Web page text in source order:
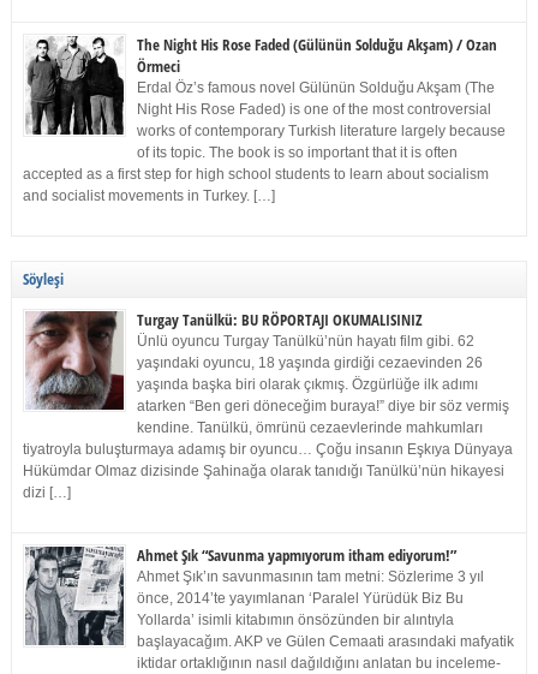
The Night His Rose Faded (Gülünün Solduğu Akşam) / Ozan
Örmeci
Erdal Öz’s famous novel Gülünün Solduğu Akşam (The
Night His Rose Faded) is one of the most controversial
works of contemporary Turkish literature largely because
of its topic. The book is so important that it is often
accepted as a first step for high school students to learn about socialism
and socialist movements in Turkey. […]
Söyleşi
Turgay Tanülkü: BU RÖPORTAJI OKUMALISINIZ
Ünlü oyuncu Turgay Tanülkü’nün hayatı film gibi. 62
yaşındaki oyuncu, 18 yaşında girdiği cezaevinden 26
yaşında başka biri olarak çıkmış. Özgürlüğe ilk adımı
atarken “Ben geri döneceğim buraya!” diye bir söz vermiş
kendine. Tanülkü, ömrünü cezaevlerinde mahkumları
tiyatroyla buluşturmaya adamış bir oyuncu… Çoğu insanın Eşkıya Dünyaya
Hükümdar Olmaz dizisinde Şahinağa olarak tanıdığı Tanülkü’nün hikayesi
dizi […]
Ahmet Şık “Savunma yapmıyorum itham ediyorum!”
Ahmet Şık’ın savunmasının tam metni: Sözlerime 3 yıl
önce, 2014’te yayımlanan ‘Paralel Yürüdük Biz Bu
Yollarda’ isimli kitabımın önsözünden bir alıntıyla
başlayacağım. AKP ve Gülen Cemaati arasındaki mafyatik
iktidar ortaklığının nasıl dağıldığını anlatan bu inceleme-